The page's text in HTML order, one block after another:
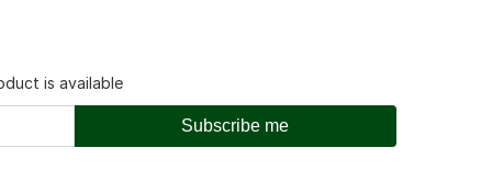
is available
Subscribe me